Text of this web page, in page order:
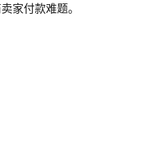
家付款难题。